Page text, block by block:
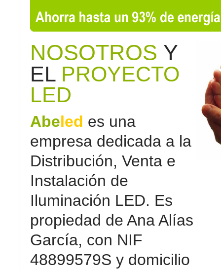
NOSOTROS Y
EL PROYECTO
LED
Abeled es una
empresa dedicada a la
Distribución, Venta e
Instalación de
Iluminación LED. Es
propiedad de Ana Alías
García, con NIF
48899579S y domicilio